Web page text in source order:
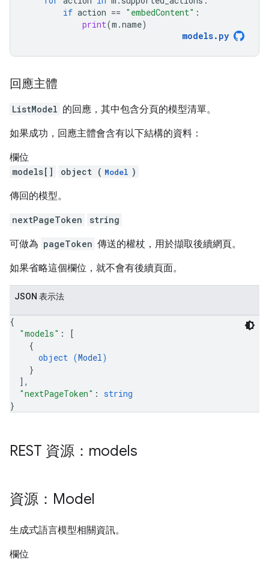
if action == "embedContent" :
print(m .name)
models. py
回應主體
ListModel 的回應，其中包含分頁的模型清單。
如果成功，回應主體會含有以下結構的資料：
欄位
models[]
object ( Model )
傳回的模型。
nextPageToken string
可做為 pageToken 傳送的權杖，用於擷取後續網頁。
如果省略這個欄位，就不會有後續頁面。
JSON 表示法
{
"models" :
[
{
object (Model)
}
] ,
"nextPageToken" : string
}
REST 資源：models
資源：Model
生成式語言模型相關資訊。
欄位